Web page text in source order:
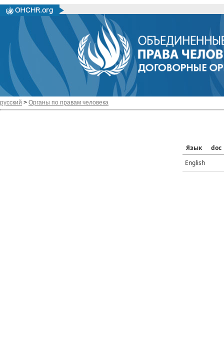
русский > Органы по правам человека
Язык
doc
English